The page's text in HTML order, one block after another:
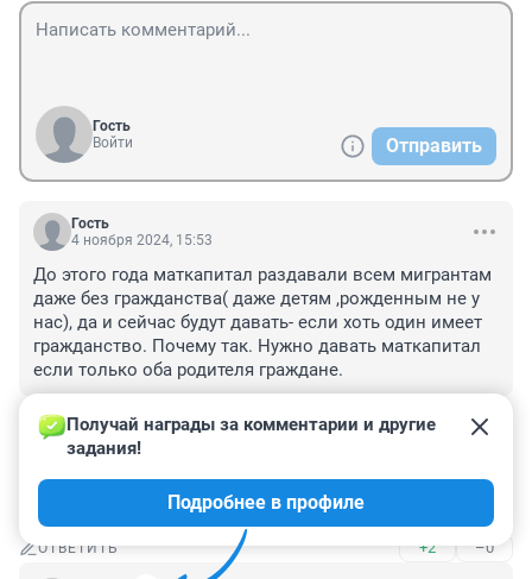
Гость
Войти
Отправить
Гость
4 ноября 2024, 15:53
До этого года маткапитал раздавали всем мигрантам
даже без гражданства( даже детям ,рожденным не у
нас), да и сейчас будут давать- если хоть один имеет
гражданство. Почему так. Нужно давать маткапитал
если только оба родителя граждане.
ОТВЕТИТЬ –0
Гость
Теперь бы еще Россиян от него освободить.
ОТВЕТИТЬ +2 –0
Получай награды за комментарии и другие
задания!
Подробнее в профиле